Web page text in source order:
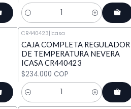
Cantidad
CR440423|Icasa
CAJA COMPLETA REGULADOR
DE TEMPERATURA NEVERA
ICASA CR440423
$234.000 COP
Cantidad